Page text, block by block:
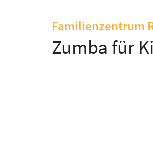
Familienzentrum
Zumba für